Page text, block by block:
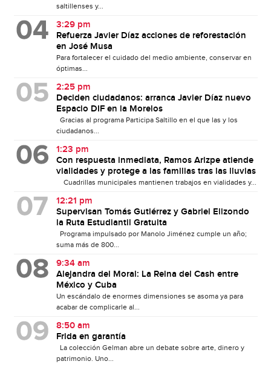
saltillenses y...
3:29 pm
Refuerza Javier Díaz acciones de reforestación
en José Musa
Para fortalecer el cuidado del medio ambiente, conservar en
óptimas...
2:25 pm
Deciden ciudadanos: arranca Javier Díaz nuevo
Espacio DIF en la Morelos
Gracias al programa Participa Saltillo en el que las y los
ciudadanos...
1:23 pm
Con respuesta inmediata, Ramos Arizpe atiende
vialidades y protege a las familias tras las lluvias
Cuadrillas municipales mantienen trabajos en vialidades y...
12:21 pm
Supervisan Tomás Gutiérrez y Gabriel Elizondo
la Ruta Estudiantil Gratuita
Programa impulsado por Manolo Jiménez cumple un año;
suma más de 800...
9:34 am
Alejandra del Moral: La Reina del Cash entre
México y Cuba
Un escándalo de enormes dimensiones se asoma ya para
acabar de complicarle al...
8:50 am
Frida en garantía
La colección Gelman abre un debate sobre arte, dinero y
patrimonio. Uno...